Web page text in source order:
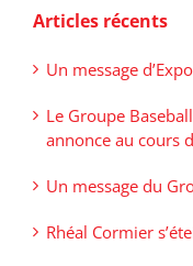
Articles récents
Un message
Le Groupe
annonce au cours
Un message du
Rhéal Cormier